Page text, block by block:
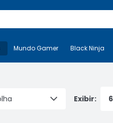
Mais-v- Mundo Gamer
Mundo Gamer Black Ninja
Exibir: